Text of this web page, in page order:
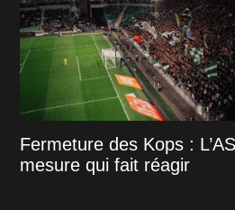
Fermeture des Kops :
mesure qui fait réagir